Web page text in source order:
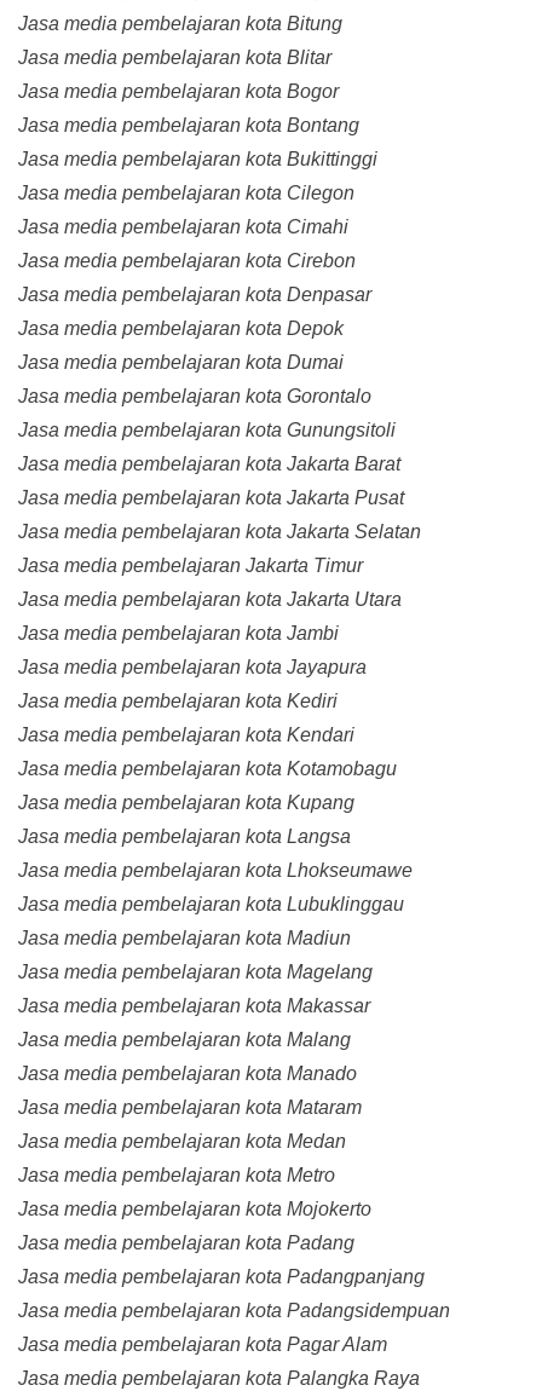
Jasa media pembelajaran kota Bitung
Jasa media pembelajaran kota Blitar
Jasa media pembelajaran kota Bogor
Jasa media pembelajaran kota Bontang
Jasa media pembelajaran kota Bukittinggi
Jasa media pembelajaran kota Cilegon
Jasa media pembelajaran kota Cimahi
Jasa media pembelajaran kota Cirebon
Jasa media pembelajaran kota Denpasar
Jasa media pembelajaran kota Depok
Jasa media pembelajaran kota Dumai
Jasa media pembelajaran kota Gorontalo
Jasa media pembelajaran kota Gunungsitoli
Jasa media pembelajaran kota Jakarta Barat
Jasa media pembelajaran kota Jakarta Pusat
Jasa media pembelajaran kota Jakarta Selatan
Jasa media pembelajaran Jakarta Timur
Jasa media pembelajaran kota Jakarta Utara
Jasa media pembelajaran kota Jambi
Jasa media pembelajaran kota Jayapura
Jasa media pembelajaran kota Kediri
Jasa media pembelajaran kota Kendari
Jasa media pembelajaran kota Kotamobagu
Jasa media pembelajaran kota Kupang
Jasa media pembelajaran kota Langsa
Jasa media pembelajaran kota Lhokseumawe
Jasa media pembelajaran kota Lubuklinggau
Jasa media pembelajaran kota Madiun
Jasa media pembelajaran kota Magelang
Jasa media pembelajaran kota Makassar
Jasa media pembelajaran kota Malang
Jasa media pembelajaran kota Manado
Jasa media pembelajaran kota Mataram
Jasa media pembelajaran kota Medan
Jasa media pembelajaran kota Metro
Jasa media pembelajaran kota Mojokerto
Jasa media pembelajaran kota Padang
Jasa media pembelajaran kota Padangpanjang
Jasa media pembelajaran kota Padangsidempuan
Jasa media pembelajaran kota Pagar Alam
Jasa media pembelajaran kota Palangka Raya